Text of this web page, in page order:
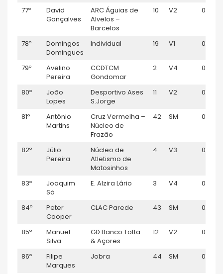
77º
David
Gonçalves
ARC Águias de
Alvelos –
Barcelos
10 V2 01:10:19
78º
Domingos
Domingues
Individual 19 V1
79º
Avelino
Pereira
CCDTCM
Gondomar
2 V4
80º
João
Lopes
Desportivo Ases
S.Jorge
11 V2
81º
António
Martins
Cruz Vermelha –
Núcleo de
Frazão
42 SM 01:10:41
82º
Júlio
Pereira
Núcleo de
Atletismo de
Matosinhos
4 V3
83º
Joaquim
Sá
E. Alzira Lário 3 V4
84º
Peter
Cooper
CLAC Parede 43 SM
85º
Manuel
Silva
GD Banco Totta
& Açores
12 V2 01:11:35
86º
Filipe
Marques
Jobra 44 SM 01:11:48